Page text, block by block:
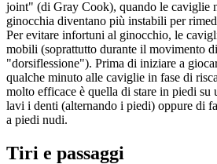
joint" (di Gray Cook), quando le caviglie
ginocchia diventano più instabili per
Per evitare infortuni al ginocchio, le
mobili (soprattutto durante il movimento
"dorsiflessione"). Prima di iniziare a
qualche minuto alle caviglie in fase di
molto efficace è quella di stare in piedi su
lavi i denti (alternando i piedi) oppure di
a piedi nudi.
Tiri e passaggi